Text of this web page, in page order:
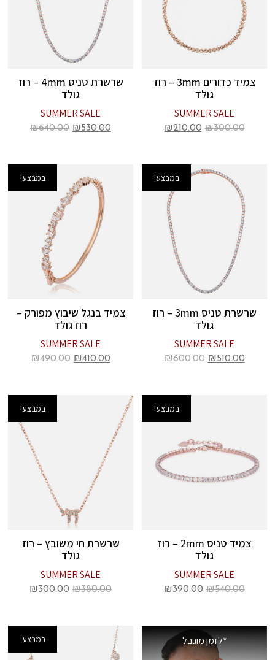
צמיד כדורים 3mm – רוז
גולד
SUMMER SALE
₪300.00
₪210.00
שרשרת טניס 4mm – רוז
גולד
SUMMER SALE
₪530.00
₪640.00
במבצע!
שרשרת טניס 3mm – רוז
גולד
SUMMER SALE
₪510.00
₪600.00
במבצע!
צמיד בנגל שיבוץ מפורק –
רוז גולד
SUMMER SALE
₪410.00
₪490.00
במבצע!
צמיד טניס 2mm – רוז
גולד
SUMMER SALE
₪540.00
₪390.00
במבצע!
שרשרת חי משובץ – רוז
גולד
SUMMER SALE
₪380.00
₪300.00
*לזמן מוגבל במבצע!